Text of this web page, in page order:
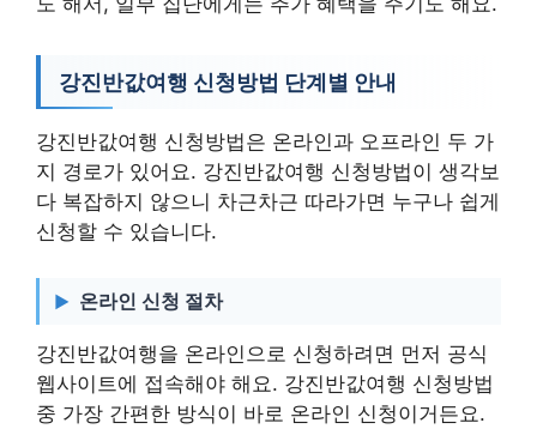
강진반값여행 신청방법 단계별 안내
강진반값여행 신청방법은 온라인과 오프라인 두 가
지 경로가 있어요. 강진반값여행 신청방법이 생각보
다 복잡하지 않으니 차근차근 따라가면 누구나 쉽게
신청할 수 있습니다.
온라인 신청 절차
강진반값여행을 온라인으로 신청하려면 먼저 공식
웹사이트에 접속해야 해요. 강진반값여행 신청방법
중 가장 간편한 방식이 바로 온라인 신청이거든요.